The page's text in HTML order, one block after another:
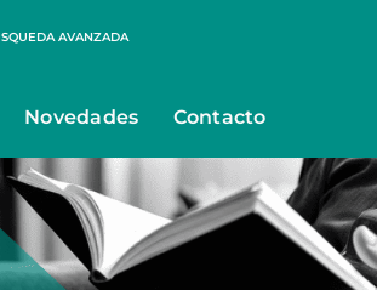
AVANZADA
Novedades Contacto